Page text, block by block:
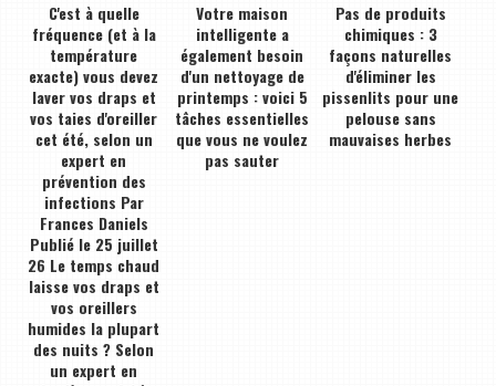
C'est à quelle
fréquence (et à la
température
exacte) vous devez
laver vos draps et
vos taies d'oreiller
cet été, selon un
expert en
prévention des
infections Par
Frances Daniels
Publié le 25 juillet
26 Le temps chaud
laisse vos draps et
vos oreillers
humides la plupart
des nuits ? Selon
un expert en
Votre maison
intelligente a
également besoin
d'un nettoyage de
printemps : voici 5
tâches essentielles
que vous ne voulez
pas sauter
Pas de produits
chimiques : 3
façons naturelles
d'éliminer les
pissenlits pour une
pelouse sans
mauvaises herbes